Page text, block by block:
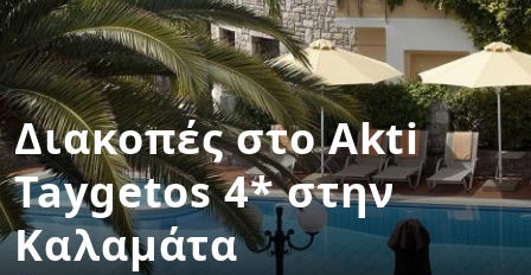
Διακοπές στο Akti
Taygetos 4* στην
Καλαμάτα